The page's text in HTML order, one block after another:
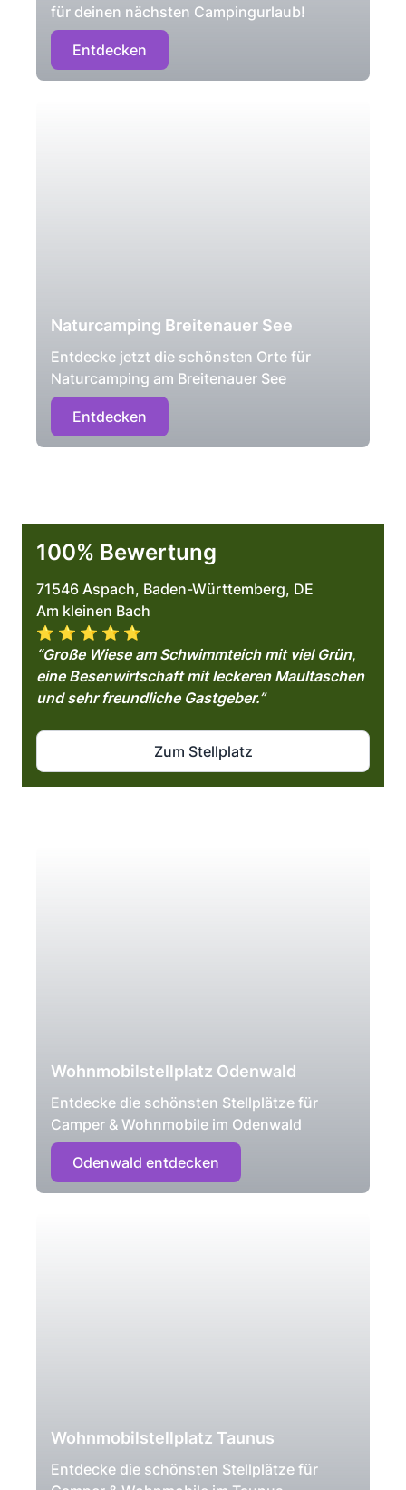
für deinen nächsten Campingurlaub!
Entdecken
Naturcamping Breitenauer See
Entdecke jetzt die schönsten Orte für
Naturcamping am Breitenauer See
Entdecken
100% Bewertung
71546 Aspach, Baden-Württemberg, DE
Am kleinen Bach
⭐️ ⭐️ ⭐️ ⭐️ ⭐️
“Große Wiese am Schwimmteich mit viel Grün,
eine Besenwirtschaft mit leckeren Maultaschen
und sehr freundliche Gastgeber.”
Zum Stellplatz
Wohnmobilstellplatz Odenwald
Entdecke die schönsten Stellplätze für
Camper & Wohnmobile im Odenwald
Odenwald entdecken
Wohnmobilstellplatz Taunus
Entdecke die schönsten Stellplätze für